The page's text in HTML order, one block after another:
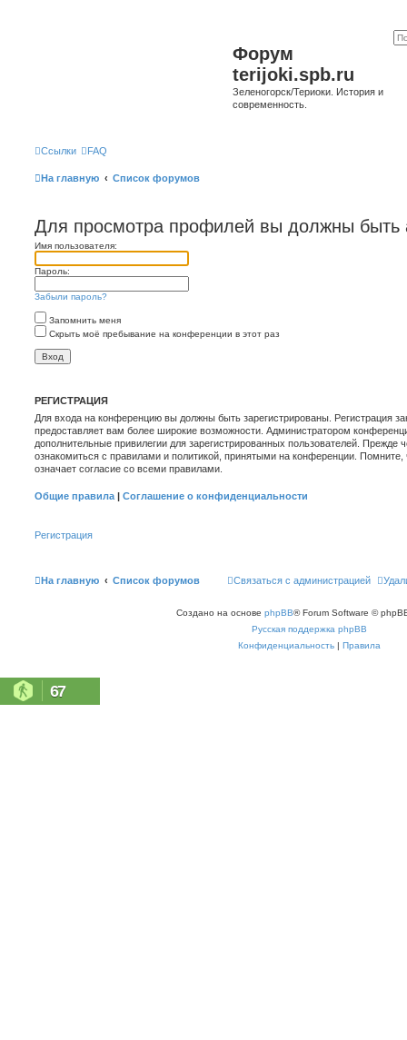
Форум
terijoki.spb.ru
Зеленогорск/Териоки. История и
современность.
Ссылки FAQ
На главную Список форумов
Для просмотра профилей вы должны быть
Имя пользователя:
Пароль:
Забыли пароль?
Запомнить меня
Скрыть моё пребывание на конференции в этот раз
РЕГИСТРАЦИЯ
Для входа на конференцию вы должны быть зарегистрированы. Регистрация
предоставляет вам более широкие возможности. Администратором
дополнительные привилегии для зарегистрированных пользователей. Прежде
ознакомиться с правилами и политикой, принятыми на конференции.
означает согласие со всеми правилами.
Общие правила | Соглашение о конфиденциальности
Регистрация
На главную Список форумов Связаться с администрацией
Создано на основе phpBB® Forum Software ©
Русская поддержка phpBB
Конфиденциальность | Правила
67